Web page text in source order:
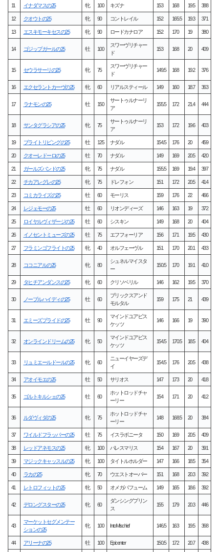
11 イナダマスの25 牝 100 キズナ 153 168 19.5 388
12 クオウトの25 牝 90 コントレイル 152 165.5 19.3 371
13 エスキモーキセスの25 牝 90 ロードカナロア 152 170 19 380
14 ゴジップガールの25 牡 100
スワーヴリチャー
ド
153 168 20 409
15 セウラサーリの25 牝 75
スワーヴリチャー
ド
149.5 168 19.2 376
16 エクセラントカーヴの25 牝 60 リアルスティール 149 160 18.7 363
17 ラナモンの25 牡 150
サートゥルナーリ
ア
155.5 172 21.4 444
18 サンタグラシアの25 牝 75
サートゥルナーリ
ア
153 172 19.6 403
19 ブライトリビングの25 牡 125 ナダル 154.5 176 20 459
20 クオーレドーロの25 牡 70 ナダル 149 169 20.5 420
21 ガールズバンドの25 牝 75 ナダル 155.5 169 19.4 397
22 チカアレグレの25 牝 75 ドレフォン 151 172 20.5 414
23 コミカライズの25 牡 60 モーリス 159 176 22 466
24 レジェモーの25 牡 60 リオンディーズ 146 163 19 372
25 ロイヤルヴィザージの25 牡 60 シスキン 149 168 20 404
26 イノセントミューズの25 牡 75 エフフォーリア 156 171 19.5 430
27 フラミンゴフライトの25 牝 40 オルフェーヴル 151 170 20.1 433
28 ココニアルの25 牝 80
シュネルマイスタ
ー
150.5 170 19.1 410
29 タヒチアンダンスの25 牝 60 クリソベリル 146 162 19.5 370
30 ノーブルハイディの25 牡 60
ブリックスアンド
モルタル
159 175 21 439
31 エミーズプライドの25 牡 90
マインドユアビス
ケッツ
146 166 19 390
32 オンラインドリームの25 牝 50
マインドユアビス
ケッツ
154.5 170.5 18.5 404
33 リュミエールドールの25 牝 60
ニューイヤーズデ
イ
154.5 176 20.5 438
34 アオイモエの25 牡 50 サリオス 147 173 20 418
35 ゴルトキルシェの25 牡 60
ホットロッドチャ
ーリー
154 171 20 412
36 ルダヴィダの25 牝 75
ホットロッドチャ
ーリー
148 168.5 20 384
37 ワイルドフラッパーの25 牡 75 イスラボニータ 150 169 20.5 409
38 レッドアネモスの25 牝 100 パレスマリス 154 167 20 391
39 マジックキャッスルの25 牝 100 タイトルホルダー 147 166 18.5 354
40 ラカの25 牝 70 ウエストオーバー 151 168 20.3 392
41 レトロフィットの25 牝 50 オメガパフューム 149 165 18.6 392
42 デロングスターの25 牝 60
ダンシングプリン
ス
155 179 20.3 446
43
マーケットセグメンテー
ションの25
牝 100 Into Mischief 146.5 163 19.5 368
44 アリーナの25 牡 100 Epicenter 150.5 172 20.7 438